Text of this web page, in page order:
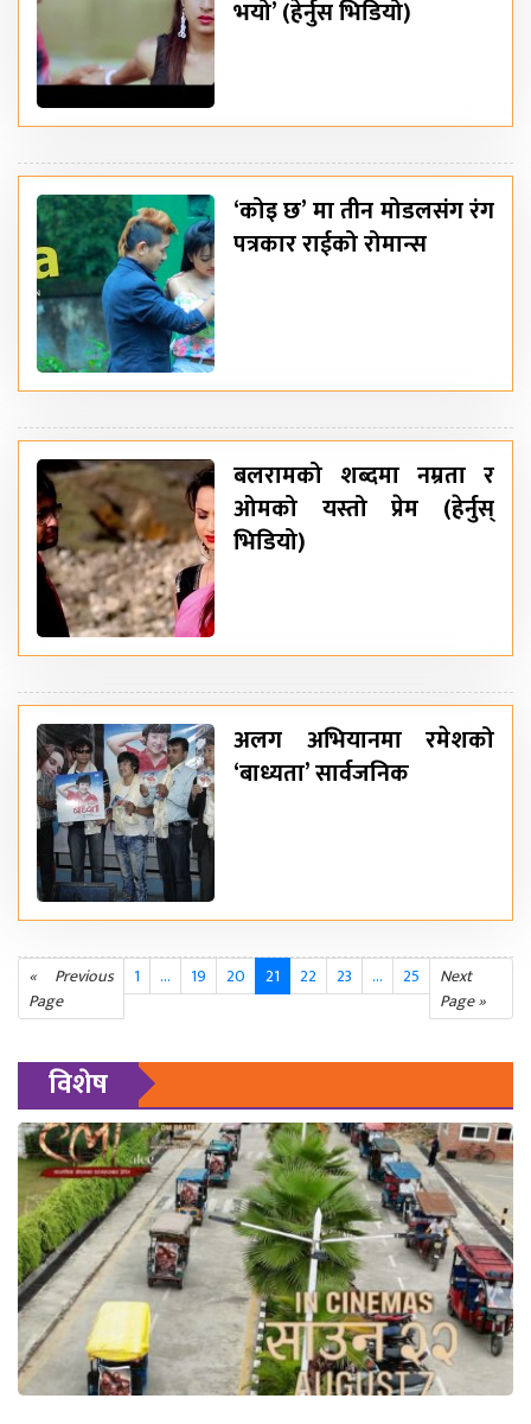
भयो’ (हेर्नुस भिडियो)
‘कोइ छ’ मा तीन मोडलसंग रंग
पत्रकार राईको रोमान्स
बलरामको शब्दमा नम्रता र
ओमको यस्तो प्रेम (हेर्नुस्
भिडियो)
अलग अभियानमा रमेशको
‘बाध्यता’ सार्वजनिक
« Previous
Page
1 … 19 20 21 22 23 ... 25
Next
Page »
विशेष